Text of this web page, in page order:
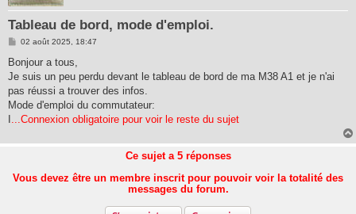
Tableau de bord, mode d'emploi.
M
s
a
g
02 août 2025, 18:47
Bonjour a tous,
Je suis un peu perdu devant le tableau de bord de ma M38 A1 et je n'ai
pas réussi a trouver des infos.
Mode d'emploi du commutateur:
...Connexion obligatoire pour voir le reste du sujet
Ce sujet a 5réponses
Vous devez être un membre inscrit pour pouvoir voir la totalité des
messages du forum.